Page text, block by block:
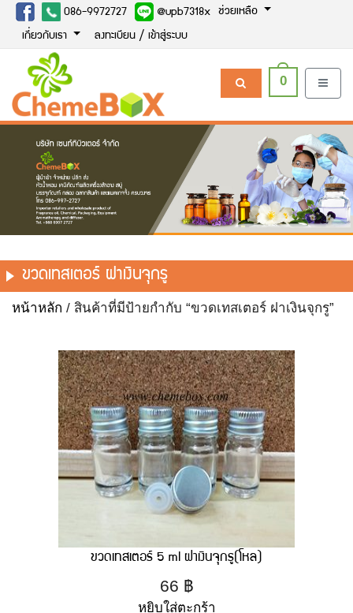
086-9972727 @upb7318x ช่วยเหลือ
เกี่ยวกับเรา ลงทะเบียน / เข้าสู่ระบบ
0
ขวดเทสเตอร์ ฝาเงินจุกรู
หน้าหลัก / สินค้าที่มีป้ายกำกับ “ขวดเทสเตอร์ ฝาเงินจุกรู”
ขวดเทสเตอร์ 5 ml ฝาเงินจุกรู(โหล)
66 ฿
หยิบใส่ตะกร้า